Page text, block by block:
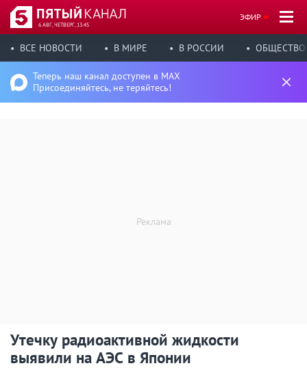
6 АВГ, ЧЕТВЕРГ, 13:45
ЭФИР
ВСЕ НОВОСТИ В МИРЕ В РОССИИ ОБЩЕСТВО
Теперь наш канал доступен в MAX
Присоединяйтесь, не теряйтесь!
Утечку радиоактивной жидкости
выявили на АЭС в Японии